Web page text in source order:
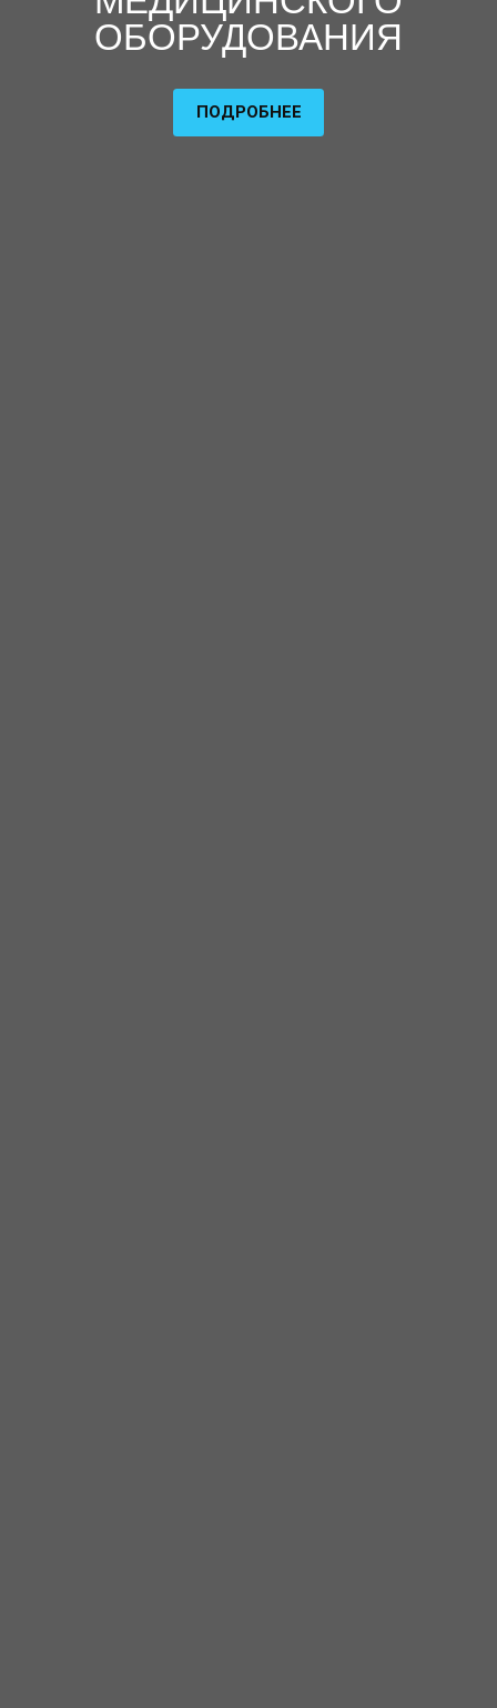
ОБОРУДОВАНИЯ
ПОДРОБНЕЕ